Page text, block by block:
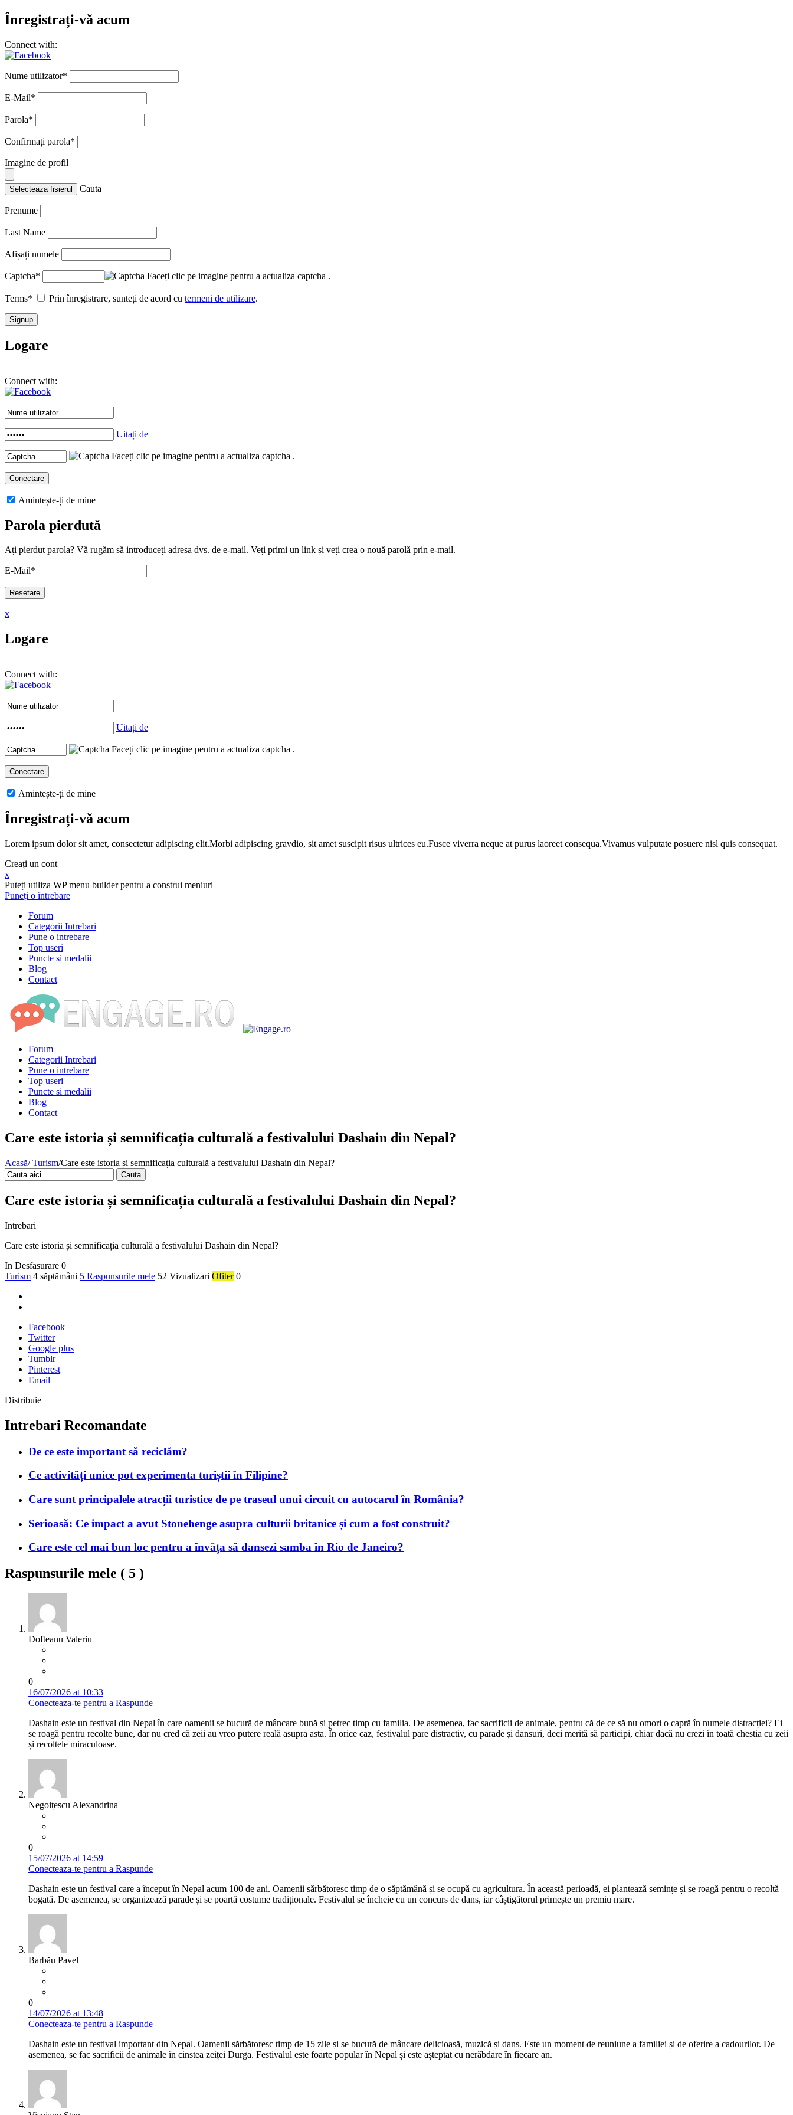
Înregistrați-vă acum
Connect with:
Nume utilizator*
E-Mail*
Parola*
Confirmați parola*
Imagine de profil
Selecteaza fisierul Cauta
Prenume
Last Name
Afișați numele
Captcha* Faceți clic pe imagine pentru a actualiza captcha .
Terms* Prin înregistrare, sunteți de acord cu termeni de utilizare.
Logare
Connect with:
Uitați de
Faceți clic pe imagine pentru a actualiza captcha .
Amintește-ți de mine
Parola pierdută
Ați pierdut parola? Vă rugăm să introduceți adresa dvs. de e-mail. Veți primi un link și veți crea o nouă parolă prin e-mail.
E-Mail*
x
Logare
Connect with:
Uitați de
Faceți clic pe imagine pentru a actualiza captcha .
Amintește-ți de mine
Înregistrați-vă acum
Lorem ipsum dolor sit amet, consectetur adipiscing elit.Morbi adipiscing gravdio, sit amet suscipit risus ultrices eu.Fusce viverra neque at purus laoreet consequa.Vivamus vulputate posuere nisl quis consequat.
Creați un cont
x
Puteți utiliza WP menu builder pentru a construi meniuri
Puneți o întrebare
Forum
Categorii Intrebari
Pune o intrebare
Top useri
Puncte si medalii
Blog
Contact
Forum
Categorii Intrebari
Pune o intrebare
Top useri
Puncte si medalii
Blog
Contact
Care este istoria și semnificația culturală a festivalului Dashain din Nepal?
Acasă/ Turism/Care este istoria și semnificația culturală a festivalului Dashain din Nepal?
Cauta
Care este istoria și semnificația culturală a festivalului Dashain din Nepal?
Intrebari
Care este istoria și semnificația culturală a festivalului Dashain din Nepal?
In Desfasurare 0
Turism 4 săptămâni 5 Raspunsurile mele 52 Vizualizari Ofiter 0
Facebook
Twitter
Google plus
Tumblr
Pinterest
Email
Distribuie
Intrebari Recomandate
De ce este important să reciclăm?
Ce activități unice pot experimenta turiștii în Filipine?
Care sunt principalele atracții turistice de pe traseul unui circuit cu autocarul în România?
Serioasă: Ce impact a avut Stonehenge asupra culturii britanice și cum a fost construit?
Care este cel mai bun loc pentru a învăța să dansezi samba în Rio de Janeiro?
Raspunsurile mele ( 5 )
Dofteanu Valeriu
0
16/07/2026 at 10:33
Conecteaza-te pentru a Raspunde
Dashain este un festival din Nepal în care oamenii se bucură de mâncare bună și petrec timp cu familia. De asemenea, fac sacrificii de animale, pentru că de ce să nu omori o capră în numele distracției? Ei
se roagă pentru recolte bune, dar nu cred că zeii au vreo putere reală asupra asta. În orice caz, festivalul pare distractiv, cu parade și dansuri, deci merită să participi, chiar dacă nu crezi în toată chestia cu zeii
și recoltele miraculoase.
Negoițescu Alexandrina
0
15/07/2026 at 14:59
Conecteaza-te pentru a Raspunde
Dashain este un festival care a început în Nepal acum 100 de ani. Oamenii sărbătoresc timp de o săptămână și se ocupă cu agricultura. În această perioadă, ei plantează semințe și se roagă pentru o recoltă
bogată. De asemenea, se organizează parade și se poartă costume tradiționale. Festivalul se încheie cu un concurs de dans, iar câștigătorul primește un premiu mare.
Barbău Pavel
0
14/07/2026 at 13:48
Conecteaza-te pentru a Raspunde
Dashain este un festival important din Nepal. Oamenii sărbătoresc timp de 15 zile și se bucură de mâncare delicioasă, muzică și dans. Este un moment de reuniune a familiei și de oferire a cadourilor. De
asemenea, se fac sacrificii de animale în cinstea zeiței Durga. Festivalul este foarte popular în Nepal și este așteptat cu nerăbdare în fiecare an.